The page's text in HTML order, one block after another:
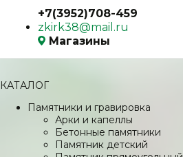
+7(3952)708-459
zkirk38@mail.ru
Магазины
КАТАЛОГ
Памятники и гравировка
Арки и капеллы
Бетонные памятники
Памятник детский